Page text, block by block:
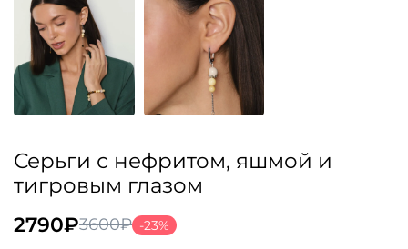
Серьги с нефритом, яшмой и
тигровым глазом
3600₽
Первоначальная
2790₽
Текущая
-23%